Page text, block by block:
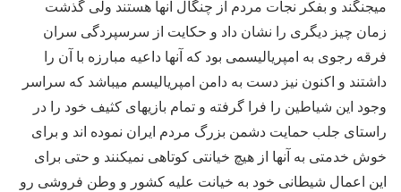
میجنگند و بفکر نجات مردم از چنگال آنها هستند ولی گذشت
زمان چیز دیگری را نشان داد و حکایت از سرسپردگی سران
فرقه رجوی به امپریالیسمی بود که آنها داعیه مبارزه با آن را
داشتند و اکنون نیز دست به دامن امپریالیسم میباشد که سراسر
وجود این شیاطین را فرا گرفته و تمام بازیهای کثیف خود را در
راستای جلب حمایت دشمن بزرگ مردم ایران نموده اند و برای
خوش خدمتی به آنها از هیچ خیانتی کوتاهی نمیکنند و حتی برای
این اعمال شیطانی خود به خیانت علیه کشور و وطن فروشی رو